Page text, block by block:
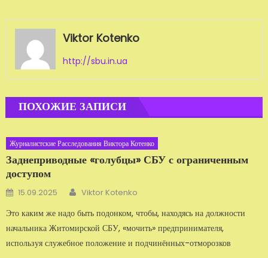
Viktor Kotenko
http://sbu.in.ua
ПОХОЖИЕ ЗАПИСИ
Журналистские Расследования Виктора Котенко
Заднеприводные «голубцы» СБУ с ограниченным
доступом
Добавлено
15.09.2025 Автор
Viktor Kotenko
Это каким же надо быть подонком, чтобы, находясь на должности
начальника Житомирской СБУ, «мочить» предпринимателя,
используя служебное положение и подчинённых-отморозков